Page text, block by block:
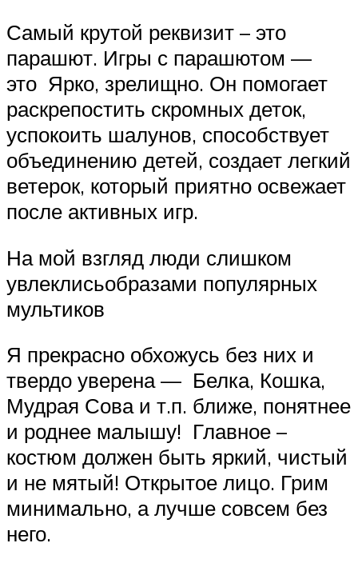
Самый крутой реквизит – это
парашют. Игры с парашютом —
это Ярко, зрелищно. Он помогает
раскрепостить скромных деток,
успокоить шалунов, способствует
объединению детей, создает легкий
ветерок, который приятно освежает
после активных игр.
На мой взгляд люди слишком
увлеклисьобразами популярных
мультиков
Я прекрасно обхожусь без них и
твердо уверена — Белка, Кошка,
Мудрая Сова и т.п. ближе, понятнее
и роднее малышу! Главное –
костюм должен быть яркий, чистый
и не мятый! Открытое лицо. Грим
минимально, а лучше совсем без
него.